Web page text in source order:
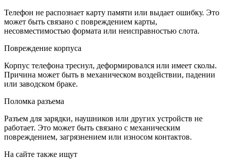
Телефон не распознает карту памяти или выдает ошибку. Это
может быть связано с повреждением карты,
несовместимостью формата или неисправностью слота.
Повреждение корпуса
Корпус телефона треснул, деформировался или имеет сколы.
Причина может быть в механическом воздействии, падении
или заводском браке.
Поломка разъема
Разъем для зарядки, наушников или других устройств не
работает. Это может быть связано с механическим
повреждением, загрязнением или износом контактов.
На сайте также ищут